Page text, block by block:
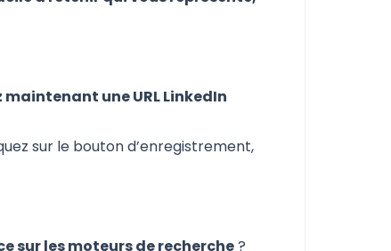
une URL LinkedIn
sur le bouton d’enregistrement,
sur les moteurs de recherche?